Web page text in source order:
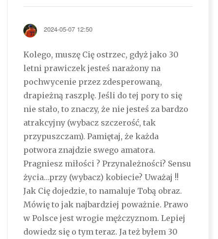
2024-05-07 12:50
Kolego, muszę Cię ostrzec, gdyż jako 30
letni prawiczek jesteś narażony na
pochwycenie przez zdesperowaną,
drapieżną raszplę. Jeśli do tej pory to się
nie stało, to znaczy, że nie jesteś za bardzo
atrakcyjny (wybacz szczerość, tak
przypuszczam). Pamiętaj, że każda
potwora znajdzie swego amatora.
Pragniesz miłości ? Przynależności? Sensu
życia…przy (wybacz) kobiecie? Uważaj !!
Jak Cię dojedzie, to namaluje Tobą obraz.
Mówię to jak najbardziej poważnie. Prawo
w Polsce jest wrogie mężczyznom. Lepiej
dowiedz się o tym teraz. Ja też byłem 30